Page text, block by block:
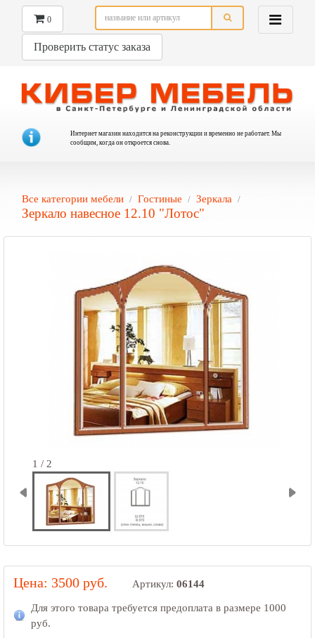
0
Проверить статус заказа
Интернет магазин находится на реконструкции и временно не работает. Мы
сообщим, когда он откроется снова.
Все категории мебели Гостиные Зеркала
Зеркало навесное 12.10 "Лотос"
1 / 2
Цена: 3500 руб. Артикул: 06144
Для этого товара требуется предоплата в размере 1000
руб.